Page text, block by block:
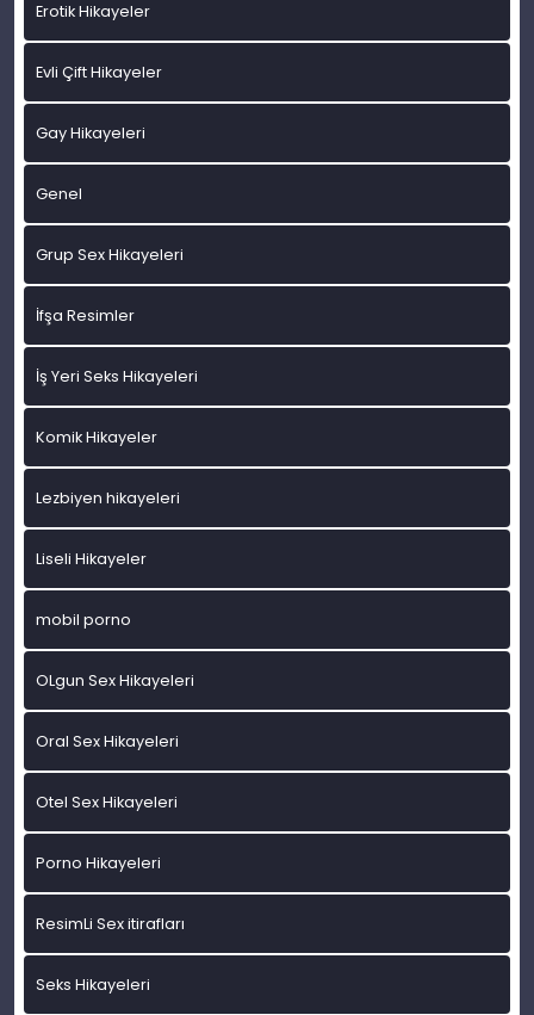
Erotik Hikayeler
Evli Çift Hikayeler
Gay Hikayeleri
Genel
Grup Sex Hikayeleri
İfşa Resimler
İş Yeri Seks Hikayeleri
Komik Hikayeler
Lezbiyen hikayeleri
Liseli Hikayeler
mobil porno
OLgun Sex Hikayeleri
Oral Sex Hikayeleri
Otel Sex Hikayeleri
Porno Hikayeleri
ResimLi Sex itirafları
Seks Hikayeleri